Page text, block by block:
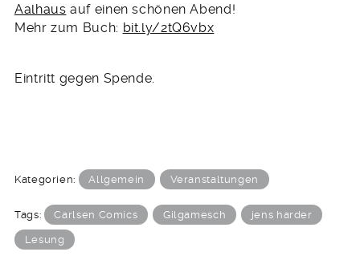
Aalhaus auf einen schönen Abend!
Mehr zum Buch: bit.ly/2tQ6vbx
Eintritt gegen Spende.
Kategorien: Allgemein Veranstaltungen
Tags: Carlsen Comics Gilgamesch jens harder
Lesung